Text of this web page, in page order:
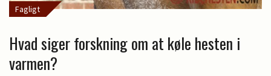
Fagligt
Hvad siger forskning om at køle hesten i
varmen?